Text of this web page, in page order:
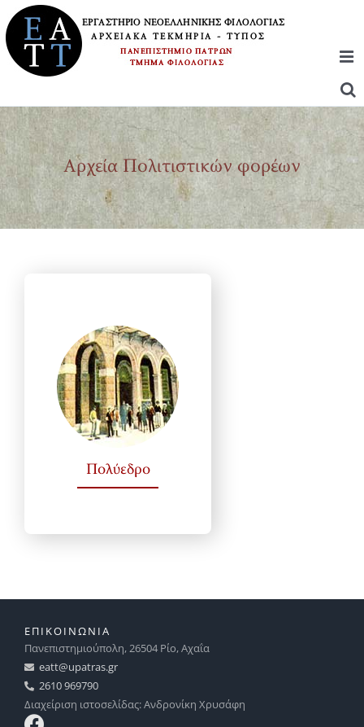
Μετάβαση
στο
περιεχόμενο
Αρχεία Πολιτιστικών φορέων
Πολύεδρο
ΕΠΙΚΟΙΝΩΝΙΑ
Πανεπιστημιούπολη, 26504 Ρίο, Αχαΐα
eatt@upatras.gr
2610 969790
Διαχείριση ιστοσελίδας: Ανδρονίκη Χρυσάφη